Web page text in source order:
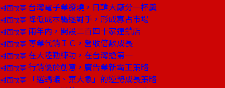
封面故事 台灣電子業發燒，日韓大廠分一杯羹
封面故事 降低成本驅逐對手，形成寡占市場
封面故事 兩年內，開設二百四十家連鎖店
封面故事 專業代銷ＩＣ，營收倍數成長
封面故事 在大陸勤練功，在台灣搶第一
封面故事 行銷優於創意，廣告業新霸王策略
封面故事 「選螞蟻、棄大象」的逆勢成長策略